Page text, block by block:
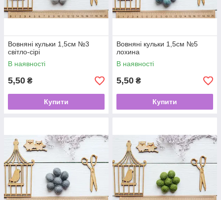
Вовняні кульки 1,5см №3
світло-сірі
В наявності
5,50 ₴
Купити
Вовняні кульки 1,5см №5
лохина
В наявності
5,50 ₴
Купити